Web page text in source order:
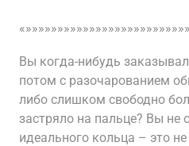
Вы когда-нибудь
потом с разочарованием
либо слишком свободно
застряло на пальце? Вы не
идеального кольца – это